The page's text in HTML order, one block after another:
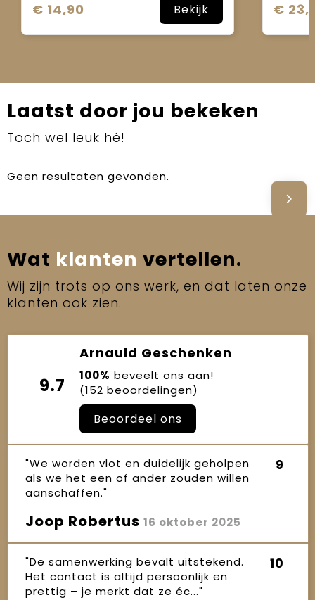
€ 14,90 Bekijk €
Laatst door jou bekeken
Toch wel leuk hé!
Geen resultaten gevonden.
Wat klanten vertellen.
Wij zijn trots op ons werk, en dat laten onze
klanten ook zien.
9.7
Arnauld Geschenken
100% beveelt ons aan!
(152 beoordelingen)
Beoordeel ons
"We worden vlot en duidelijk geholpen
als we het een of ander zouden willen
aanschaffen."
9
Joop Robertus 16 oktober 2025
"De samenwerking bevalt uitstekend.
Het contact is altijd persoonlijk en
prettig – je merkt dat ze éc..."
10